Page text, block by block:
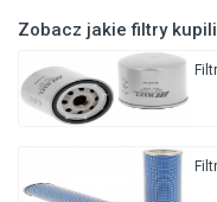
Zobacz jakie filtry